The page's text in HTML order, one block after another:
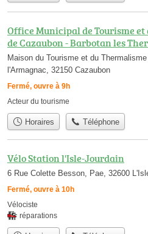
Office Municipal de Tourisme
de Cazaubon - Barbotan les
Maison du Tourisme et du
l'Armagnac, 32150 Cazaubon
Fermé, ouvre à 9h
Acteur du tourisme
Horaires Téléphone
Vélo Station l'Isle-Jourdain
6 Rue Colette Besson, Pae, 32600
Fermé, ouvre à 10h
Vélociste
réparations